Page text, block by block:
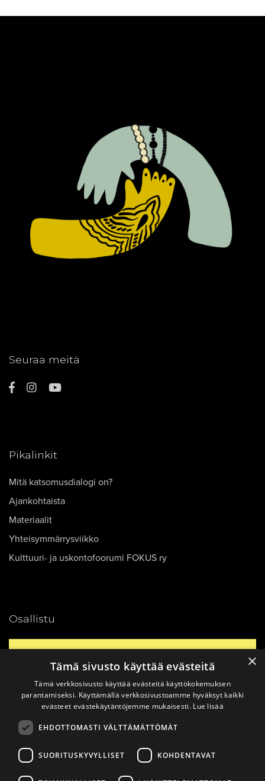
Seuraa meitä
Pikalinkit
Mitä katsomusdialogi on?
Ajankohtaista
Materiaalit
Yhteisymmärrysviikko
Kulttuuri- ja uskontofoorumi FOKUS ry
Osallistu
Yhteystiedot
Ajankohtaista
Vinkkaa materiaali!
×
Tämä sivusto käyttää evästeitä
Tämä verkkosivusto käyttää evästeitä käyttökokemuksen
parantamiseksi. Käyttämällä verkkosivustoamme hyväksyt kaikki
evästeet evästekäytäntöjemme mukaisesti. Lue lisää
EHDOTTOMASTI VÄLTTÄMÄTTÖMÄT
SUORITUSKYVYLLISET KOHDENTAVAT